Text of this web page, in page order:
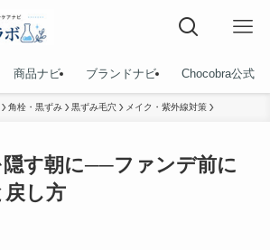
商品ナビ ブランドナビ Chocobra公式
角栓・黒ずみ 黒ずみ毛穴 メイク・紫外線対策
す朝に──ファンデ前に
戻し方